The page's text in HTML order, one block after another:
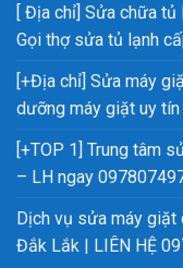
[ Địa chỉ] Sửa chữa
Gọi thợ sửa tủ lạnh
[+Địa chỉ] Sửa máy
dưỡng máy giặt uy
[+TOP 1] Trung tâm
– LH ngay
Dịch vụ sửa máy giặt
Đắk Lắk | LIÊN HỆ